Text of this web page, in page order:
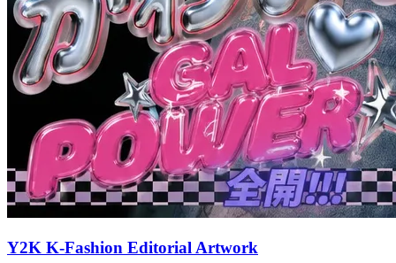
Y2K K-Fashion Editorial Artwork